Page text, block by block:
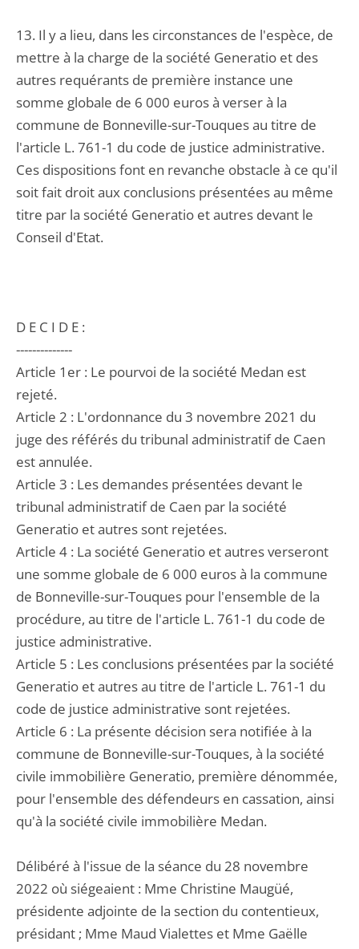
13. Il y a lieu, dans les circonstances de l'espèce, de
mettre à la charge de la société Generatio et des
autres requérants de première instance une
somme globale de 6 000 euros à verser à la
commune de Bonneville-sur-Touques au titre de
l'article L. 761-1 du code de justice administrative.
Ces dispositions font en revanche obstacle à ce qu'il
soit fait droit aux conclusions présentées au même
titre par la société Generatio et autres devant le
Conseil d'Etat.
D E C I D E :
--------------
Article 1er : Le pourvoi de la société Medan est
rejeté.
Article 2 : L'ordonnance du 3 novembre 2021 du
juge des référés du tribunal administratif de Caen
est annulée.
Article 3 : Les demandes présentées devant le
tribunal administratif de Caen par la société
Generatio et autres sont rejetées.
Article 4 : La société Generatio et autres verseront
une somme globale de 6 000 euros à la commune
de Bonneville-sur-Touques pour l'ensemble de la
procédure, au titre de l'article L. 761-1 du code de
justice administrative.
Article 5 : Les conclusions présentées par la société
Generatio et autres au titre de l'article L. 761-1 du
code de justice administrative sont rejetées.
Article 6 : La présente décision sera notifiée à la
commune de Bonneville-sur-Touques, à la société
civile immobilière Generatio, première dénommée,
pour l'ensemble des défendeurs en cassation, ainsi
qu'à la société civile immobilière Medan.
Délibéré à l'issue de la séance du 28 novembre
2022 où siégeaient : Mme Christine Maugüé,
présidente adjointe de la section du contentieux,
présidant ; Mme Maud Vialettes et Mme Gaëlle